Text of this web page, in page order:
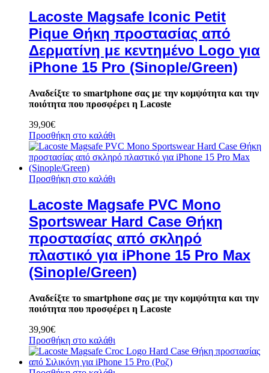
Lacoste Magsafe Iconic Petit
Pique Θήκη προστασίας από
Δερματίνη με κεντημένο Logo για
iPhone 15 Pro (Sinople/Green)
Αναδείξτε το smartphone σας με την κομψότητα και την
ποιότητα που προσφέρει η Lacoste
39,90€
Προσθήκη στο καλάθι
Προσθήκη στο καλάθι
Lacoste Magsafe PVC Mono
Sportswear Hard Case Θήκη
προστασίας από σκληρό
πλαστικό για iPhone 15 Pro Max
(Sinople/Green)
Αναδείξτε το smartphone σας με την κομψότητα και την
ποιότητα που προσφέρει η Lacoste
39,90€
Προσθήκη στο καλάθι